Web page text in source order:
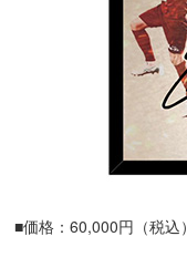
■価格：60,000円（税込）